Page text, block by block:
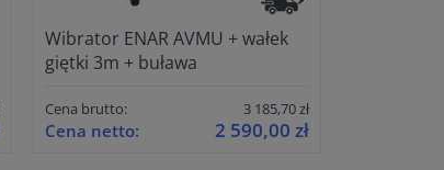
Wibrator ENAR AVMU + wałek
giętki 3m + buława
Cena brutto: 3 185,70 zł
Cena netto: 2 590,00 zł